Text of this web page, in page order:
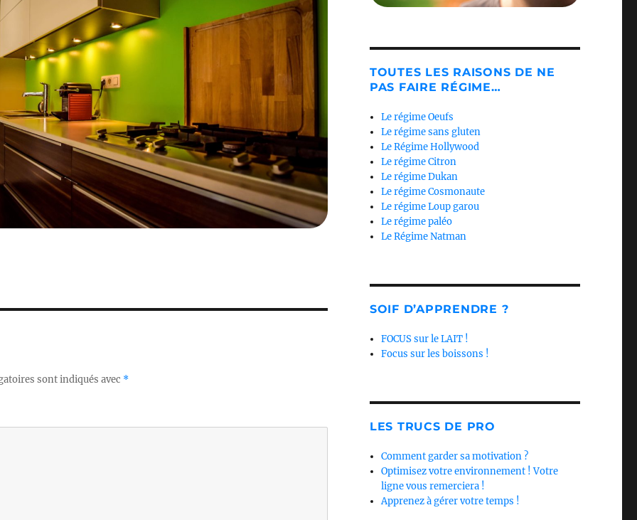
sont indiqués avec *
TOUTES LES RAISONS DE NE
PAS FAIRE RÉGIME…
Le régime Oeufs
Le régime sans gluten
Le Régime Hollywood
Le régime Citron
Le régime Dukan
Le régime Cosmonaute
Le régime Loup garou
Le régime paléo
Le Régime Natman
SOIF D’APPRENDRE ?
FOCUS sur le LAIT !
Focus sur les boissons !
LES TRUCS DE PRO
Comment garder sa motivation ?
Optimisez votre environnement ! Votre
ligne vous remerciera !
Apprenez à gérer votre temps !